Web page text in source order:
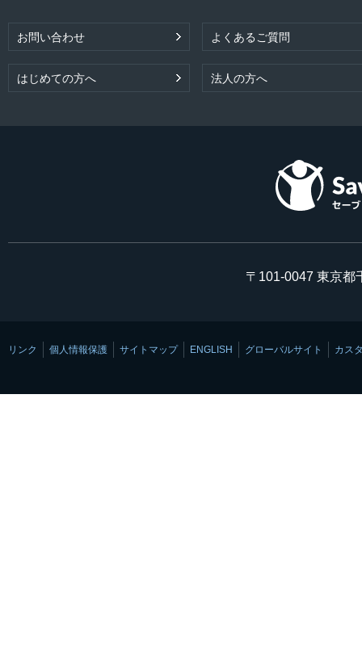
お問い合わせ よくあるご質問
はじめての方へ 法人の方へ
〒101-0047 東京都
リンク 個人情報保護 サイトマップ ENGLISH グローバルサイト カス